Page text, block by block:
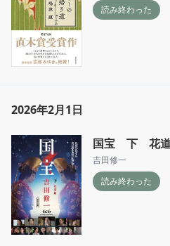
読み終わった
2026年2月1日
国宝 下 花
吉田修一
読み終わった